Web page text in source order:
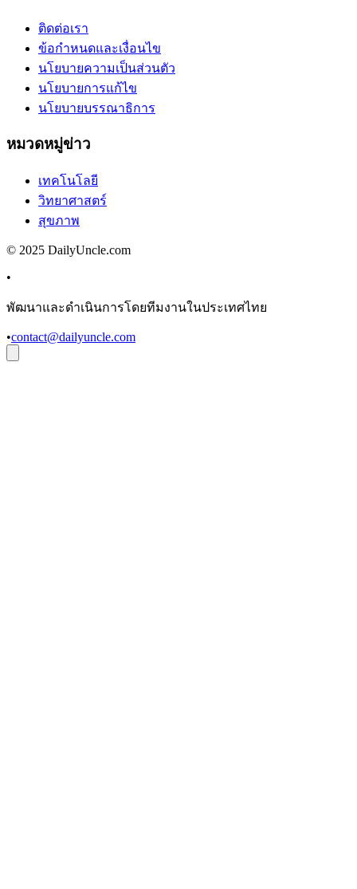
ติดต่อเรา
ข้อกำหนดและเงื่อนไข
นโยบายความเป็นส่วนตัว
นโยบายการแก้ไข
นโยบายบรรณาธิการ
หมวดหมู่ข่าว
เทคโนโลยี
วิทยาศาสตร์
สุขภาพ
© 2025 DailyUncle.com
•
พัฒนาและดำเนินการโดยทีมงานในประเทศไทย
•contact@dailyuncle.com